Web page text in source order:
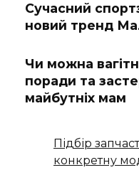
Сучасний
новий тренд
Чи можна
поради та
майбутніх мам
Підбір
конкретну